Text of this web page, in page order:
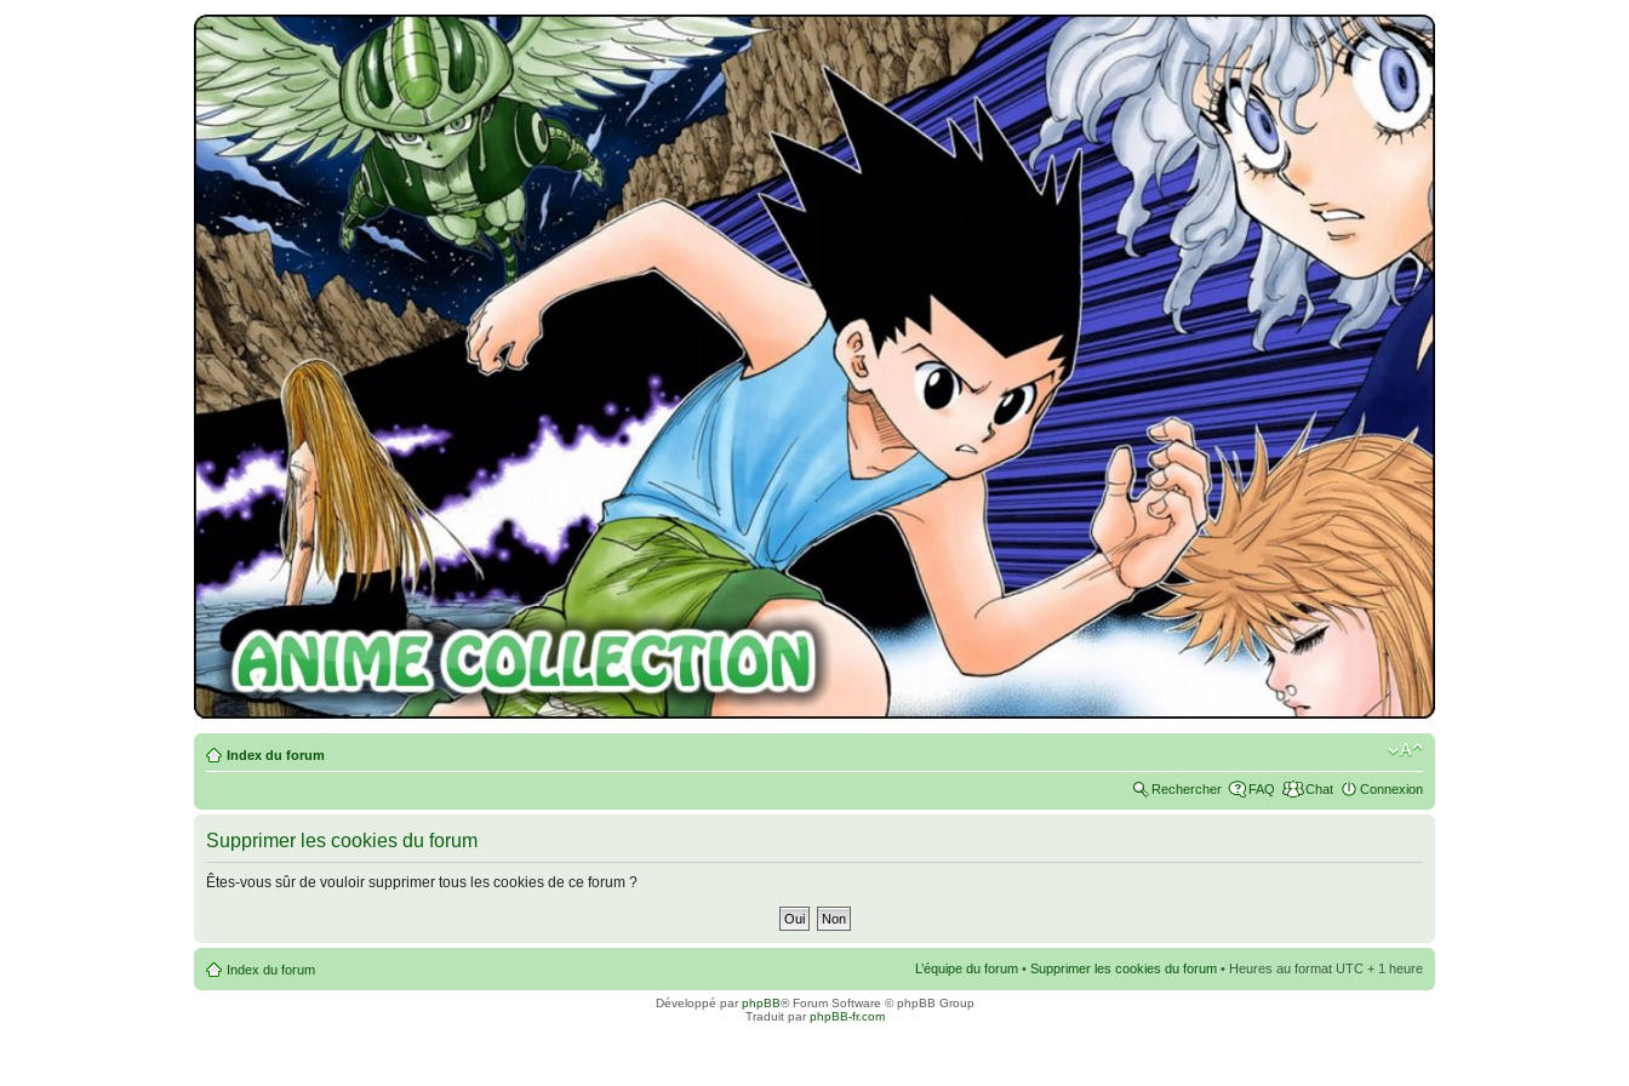
Index du forum
Rechercher FAQ Chat Connexion
Supprimer les cookies du forum
Êtes-vous sûr de vouloir supprimer tous les cookies de ce forum ?
Index du forum L’équipe du forum • Supprimer les cookies du forum • Heures au format UTC + 1 heure
Développé parphpBB® Forum Software © phpBB Group
Traduit parphpBB-fr.com